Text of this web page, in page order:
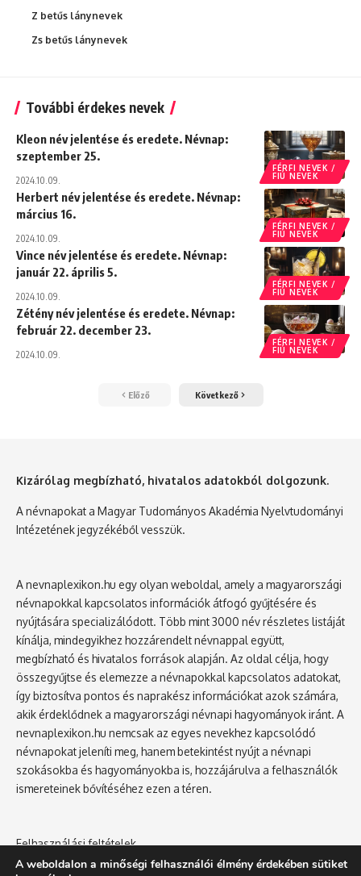
Z betűs lánynevek
Zs betűs lánynevek
További érdekes nevek
FÉRFI NEVEK /
FIÚ NEVEK
Kleon név jelentése és eredete. Névnap:
szeptember 25.
2024.10.09.
FÉRFI NEVEK /
FIÚ NEVEK
Herbert név jelentése és eredete. Névnap:
március 16.
2024.10.09.
FÉRFI NEVEK /
FIÚ NEVEK
Vince név jelentése és eredete. Névnap:
január 22. április 5.
2024.10.09.
FÉRFI NEVEK /
FIÚ NEVEK
Zétény név jelentése és eredete. Névnap:
február 22. december 23.
2024.10.09.
Előző Következő
Kizárólag megbízható, hivatalos adatokból dolgozunk.
A névnapokat a Magyar Tudományos Akadémia Nyelvtudományi
Intézetének jegyzékéből vesszük.
A nevnaplexikon.hu egy olyan weboldal, amely a magyarországi
névnapokkal kapcsolatos információk átfogó gyűjtésére és
nyújtására specializálódott. Több mint 3000 név részletes listáját
kínálja, mindegyikhez hozzárendelt névnappal együtt,
megbízható és hivatalos források alapján. Az oldal célja, hogy
összegyűjtse és elemezze a névnapokkal kapcsolatos adatokat,
így biztosítva pontos és naprakész információkat azok számára,
akik érdeklődnek a magyarországi névnapi hagyományok iránt. A
nevnaplexikon.hu nemcsak az egyes nevekhez kapcsolódó
névnapokat jeleníti meg, hanem betekintést nyújt a névnapi
szokásokba és hagyományokba is, hozzájárulva a felhasználók
ismereteinek bővítéséhez ezen a téren.
Felhasználási feltételek
Adatvédelmi tájékoztató
A weboldalon a minőségi felhasználói élmény érdekében sütiket